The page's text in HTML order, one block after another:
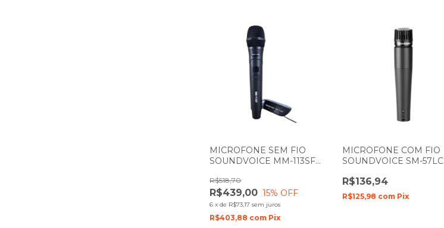
MICROFONE SEM FIO
SOUNDVOICE MM-113SF
R$439,00
R$518,70
15% OFF
6 xde R$73,17 sem juros
R$403,88 com Pix
MICROFONE COM FIO
SOUNDVOICE SM-57LC
COM CABO
R$136,94
R$125,98 com Pix